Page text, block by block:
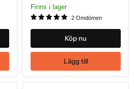
Finns i lager
2 Omdömen
Köp nu
Lägg till